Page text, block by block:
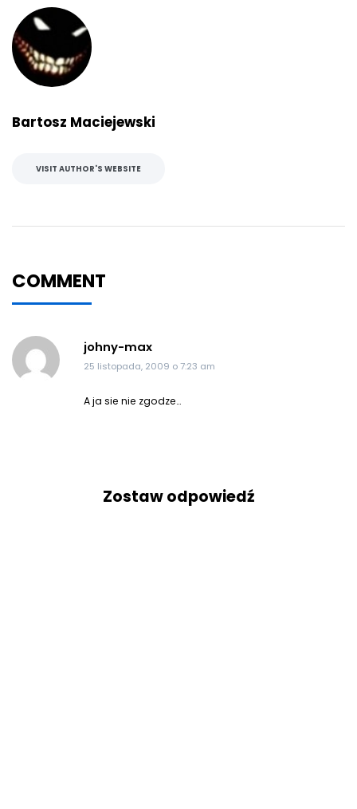
Bartosz Maciejewski
VISIT AUTHOR'S WEBSITE
COMMENT
johny-max
25 listopada, 2009 o 7:23 am
A ja sie nie zgodze…
Zostaw odpowiedź